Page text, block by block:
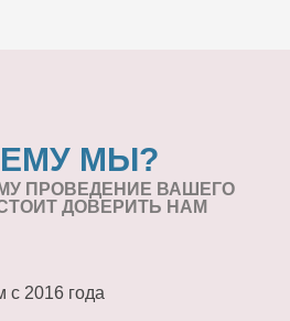
МЫ?
ПРОВЕДЕНИЕ ВАШЕГО
ДОВЕРИТЬ НАМ
с 2016 года